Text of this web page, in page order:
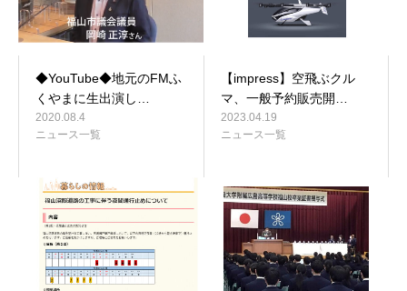
◆YouTube◆地元のFMふ
くやまに生出演し…
2020.08.4
ニュース一覧
【impress】空飛ぶクル
マ、一般予約販売開…
2023.04.19
ニュース一覧